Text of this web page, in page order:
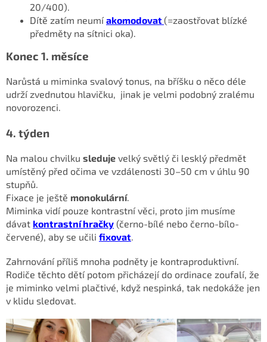
20/400).
Dítě zatím neumíakomodovat (=zaostřovat blízké
předměty na sítnici oka).
Konec 1. měsíce
Narůstá u miminka svalový tonus, na bříšku o něco déle
udrží zvednutou hlavičku, jinak je velmi podobný zralému
novorozenci.
4. týden
Na malou chvilku sleduje velký světlý či lesklý předmět
umístěný před očima ve vzdálenosti 30–50 cm v úhlu 90
stupňů.
Fixace je ještě monokulární.
Miminka vidí pouze kontrastní věci, proto jim musíme
dávat kontrastní hračky (černo-bílé nebo černo-bílo-
červené), aby se učili fixovat
Zahrnování příliš mnoha podněty je kontraproduktivní.
Rodiče těchto dětí potom přicházejí do ordinace zoufalí, že
je miminko velmi plačtivé, když nespinká, tak nedokáže jen
v klidu sledovat.